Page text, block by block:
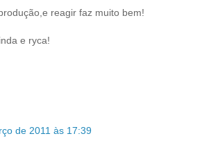
reagir faz muito bem!
e ryca!
de 2011 às 17:39